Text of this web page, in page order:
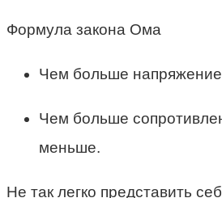
Формула закона Ома
Чем больше
Чем больше
меньше.
Не так легко представить